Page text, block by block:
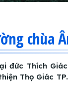
chùa
đức Thích
Thọ Giác